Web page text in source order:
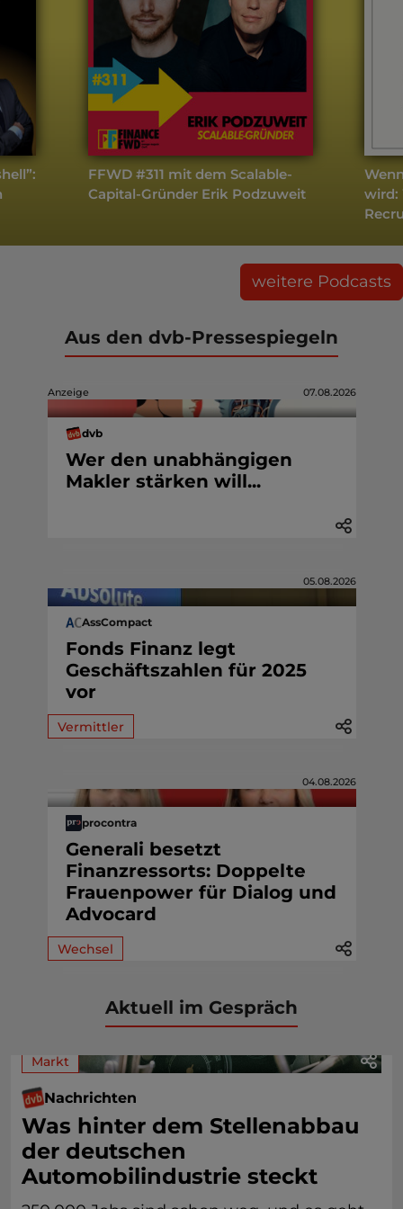
FFWD #311 mit dem Scalable-
Capital-Gründer Erik Podzuweit
wird:
weitere Podcasts
Aus den dvb-Pressespiegeln
Anzeige 07.08.2026
dvb
Wer den unabhängigen
Makler stärken will...
05.08.2026
AssCompact
Fonds Finanz legt
Geschäftszahlen für 2025
vor
Vermittler
04.08.2026
procontra
Generali besetzt
Finanzressorts: Doppelte
Frauenpower für Dialog und
Advocard
Wechsel
Aktuell im Gespräch
Markt
Nachrichten
Was hinter dem Stellenabbau
der deutschen
Automobilindustrie steckt